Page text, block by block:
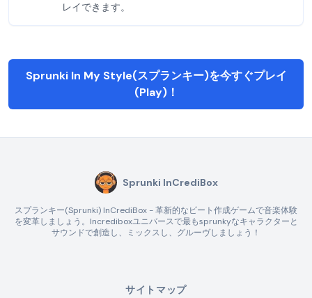
レイできます。
Sprunki In My Style(スプランキー)を今すぐプレイ
(Play)！
Sprunki InCrediBox
スプランキー(Sprunki) InCrediBox - 革新的なビート作成ゲームで音楽体験
を変革しましょう。Incrediboxユニバースで最もsprunkyなキャラクターと
サウンドで創造し、ミックスし、グルーヴしましょう！
サイトマップ